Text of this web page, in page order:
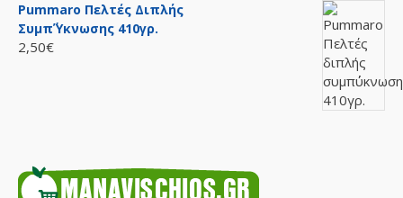
Pummaro Πελτές Διπλής
Συμπ΄ύκνωσης 410γρ.
2,50€